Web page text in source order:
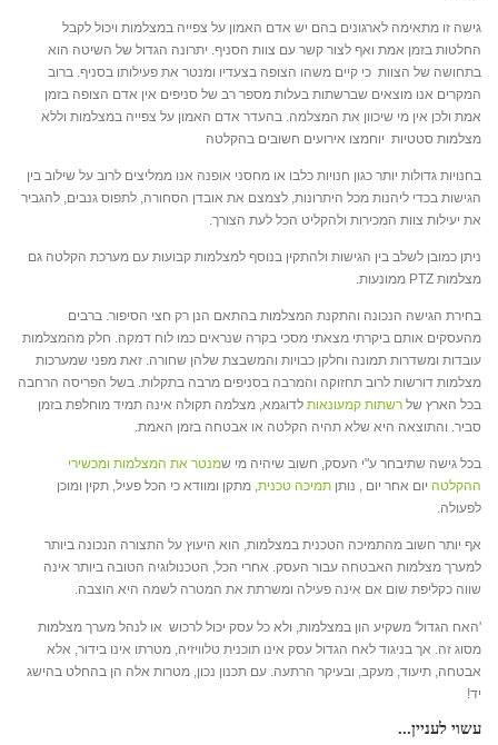
גישה זו מתאימה לארגונים בהם יש אדם האמון על צפייה במצלמות ויכול לקבל
החלטות בזמן אמת ואף לצור קשר עם צוות הסניף. יתרונה הגדול של השיטה הוא
בתחושה של הצוות כי קיים משהו הצופה בצעדיו ומנטר את פעילותו בסניף. ברוב
המקרים אנו מוצאים שברשתות בעלות מספר רב של סניפים אין אדם הצופה בזמן
אמת ולכן אין מי שיכוון את המצלמה. בהעדר אדם האמון על צפייה במצלמות וללא
מצלמות סטטיות יוחמצו אירועים חשובים בהקלטה
בחנויות גדולות יותר כגון חנויות כלבו או מחסני אופנה אנו ממליצים לרוב על שילוב בין
הגישות בכדי ליהנות מכל היתרונות, לצמצם את אובדן הסחורה, לתפוס גנבים, להגביר
את יעילות צוות המכירות ולהקליט הכל לעת הצורך.
ניתן כמובן לשלב בין הגישות ולהתקין בנוסף למצלמות קבועות עם מערכת הקלטה גם
מצלמות PTZ ממונעות.
בחירת הגישה הנכונה והתקנת המצלמות בהתאם הנן רק חצי הסיפור. ברבים
מהעסקים אותם ביקרתי מצאתי מסכי בקרה שנראים כמו לוח דמקה. חלק מהמצלמות
עובדות ומשדרות תמונה וחלקן כבויות והמשבצת שלהן שחורה. זאת מפני שמערכות
מצלמות דורשות לרוב תחזוקה והמרבה בסניפים מרבה בתקלות. בשל הפריסה הרחבה
בכל הארץ של רשתות קמעונאות לדוגמא, מצלמה תקולה אינה תמיד מוחלפת בזמן
סביר. והתוצאה היא שלא תהיה הקלטה או אבטחה בזמן האמת.
בכל גישה שתיבחר ע"י העסק, חשוב שיהיה מי שמנטר את המצלמות ומכשירי
ההקלטה יום אחר יום , נותן תמיכה טכנית, מתקן ומוודא כי הכל פעיל, תקין ומוכן
לפעולה.
אף יותר חשוב מהתמיכה הטכנית במצלמות, הוא היעוץ על התצורה הנכונה ביותר
למערך מצלמות האבטחה עבור העסק. אחרי הכל, הטכנולוגיה הטובה ביותר אינה
שווה כקליפת שום אם אינה פעילה ומשרתת את המטרה לשמה היא הוצבה.
'האח הגדול' משקיע הון במצלמות, ולא כל עסק יכול לרכוש או לנהל מערך מצלמות
מסוג זה. אך בניגוד לאח הגדול עסק אינו תוכנית טלוויזיה, מטרתו אינו בידור, אלא
אבטחה, תיעוד, מעקב, ובעיקר הרתעה. עם תכנון נכון, מטרות אלה הן בהחלט בהישג
יד!
עשוי לעניין...